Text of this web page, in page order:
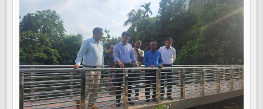
বিভিন্ন
উন্নয়নকাজ
পরিদর্শন
করেছেন
হবিগঞ্জ
পৌরসভার
প্রশাসক
ও
অতিরিক্ত
জেলা
প্রশাসক
(সার্বিক)
মোঃ
মঈনুল
হক